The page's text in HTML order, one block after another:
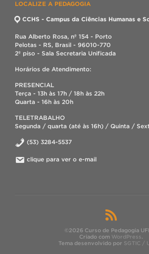
LOCALIZE A PEDAGOGIA
CCHS - Campus da Ciências Humanas e
Rua Alberto Rosa, nº 154 - Porto
Pelotas - RS, Brasil - 96010-770
2º piso - Sala Secretaria Unificada
Horários de Atendimento:
PRESENCIAL
Terça - 13h às 17h / 18h às 22h
Quarta - 16h às 20h
TELETRABALHO
Segunda / quarta (até às 16h) / Quinta /
(53) 3284-5537
clique para ver o e-mail
©2026 Curso de Pedagogia
Criado com WordPress.
Tema desenvolvido por SGTIC /